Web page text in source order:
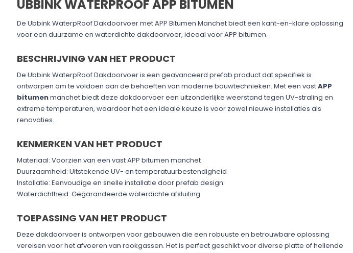
BESCHRIJVING VAN HET PRODUCT
De Ubbink WaterpRoof Dakdoorvoer is een geavanceerd prefab product dat specifiek is
bitumenmanchet biedt deze dakdoorvoer een uitzonderlijke weerstand tegen UV-straling en
KENMERKEN VAN HET PRODUCT
Materiaal: Voorzien van een vast APP bitumen manchet
Installatie: Eenvoudige en snelle installatie door prefab design
Waterdichtheid: Gegarandeerde waterdichte afsluiting
TOEPASSING VAN HET PRODUCT
Deze dakdoorvoer is ontworpen voor gebouwen die een robuuste en betrouwbare oplossing
daken waar betrouwbaarheid en duurzaamheid cruciaal zijn.
WELKE PRODUCTEN HEB JE NOG MEER NODIG?